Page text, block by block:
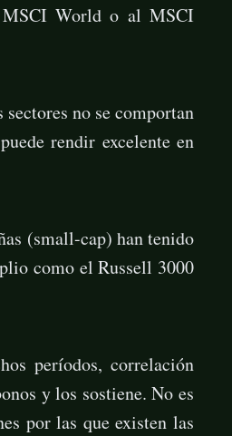
World o al MSCI
no se comportan
rendir excelente en
(small-cap) han tenido
como el Russell 3000
períodos, correlación
y los sostiene. No es
por las que existen las